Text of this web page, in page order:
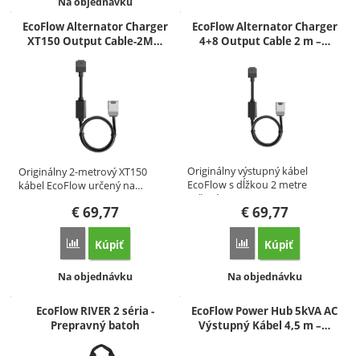
EcoFlow Alternator Charger
XT150 Output Cable-2M…
Originálny 2-metrový XT150
kábel EcoFlow určený na…
€69,77
Porovnať
Kúpiť
Dostupnosť:
Na objednávku
EcoFlow Alternator Charger
4+8 Output Cable 2 m –…
Originálny výstupný kábel
EcoFlow s dĺžkou 2 metre
určený…
€69,77
Porovnať
Kúpiť
Dostupnosť:
Na objednávku
EcoFlow RIVER 2 séria -
Prepravný batoh
EcoFlow Power Hub 5kVA AC
Výstupný Kábel 4,5 m –…